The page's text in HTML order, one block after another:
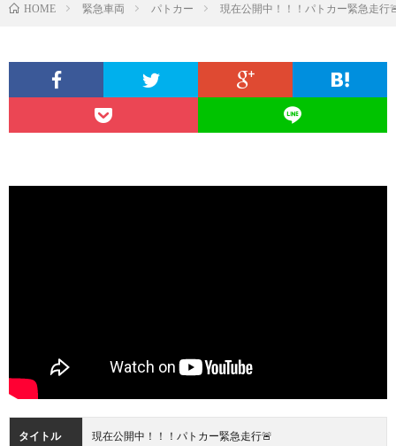
HOME 緊急車両 パトカー 現在公開中！！！パトカー緊急走行
タイトル 現在公開中！！！パトカー緊急走行🚨